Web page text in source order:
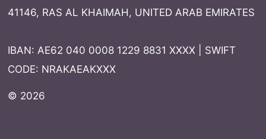
41146, RAS AL KHAIMAH, UNITED ARAB EMIRATES
IBAN: AE62 040 0008 1229 8831 XXXX | SWIFT
CODE: NRAKAEAKXXX
© 2026